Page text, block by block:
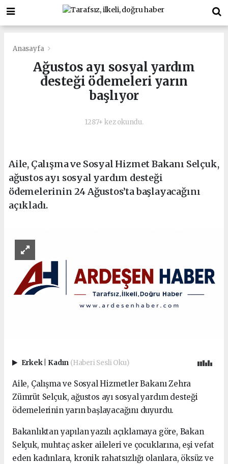
Anasayfa
Ağustos ayı sosyal yardım
desteği ödemeleri yarın
başlıyor
1287+ kez okundu.
Aile, Çalışma ve Sosyal Hizmet Bakanı Selçuk ,
ağustos ayı sosyal yardım desteği
ödemelerinin 24 Ağustos’ta başlayacağını
açıkladı.
Erkek Kadın (Haberi Sesli Oku)
Aile, Çalışma ve Sosyal Hizmetler Bakanı Zehra
Zümrüt Selçuk, ağustos ayı sosyal yardım desteği
ödemelerinin yarın başlayacağını duyurdu.
Bakanlıktan yapılan yazılı açıklamaya göre, Bakan
Selçuk, muhtaç asker aileleri ve çocuklarına, eşi vefat
eden kadınlara, kronik rahatsızlığı olanlara, öksüz ve